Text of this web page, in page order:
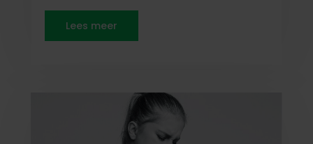
Lees meer